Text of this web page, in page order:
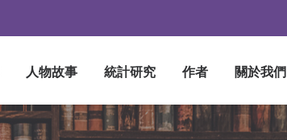
人物故事 統計研究 作者 關於我們